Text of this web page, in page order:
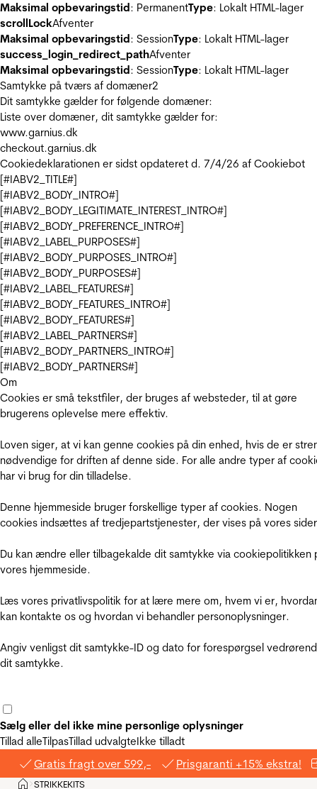
Maksimal opbevaringstid: PermanentType: Lokalt HTML-lager
scrollLockAfventer
Maksimal opbevaringstid: SessionType: Lokalt HTML-lager
success_login_redirect_pathAfventer
Maksimal opbevaringstid: SessionType: Lokalt HTML-lager
Samtykke på tværs af domæner2
Dit samtykke gælder for følgende domæner:
Liste over domæner, dit samtykke gælder for:
www.garnius.dk
checkout.garnius.dk
Cookiedeklarationen er sidst opdateret d. 7/4/26 af Cookiebot
[#IABV2_TITLE#]
[#IABV2_BODY_INTRO#]
[#IABV2_BODY_LEGITIMATE_INTEREST_INTRO#]
[#IABV2_BODY_PREFERENCE_INTRO#]
[#IABV2_LABEL_PURPOSES#]
[#IABV2_BODY_PURPOSES_INTRO#]
[#IABV2_BODY_PURPOSES#]
[#IABV2_LABEL_FEATURES#]
[#IABV2_BODY_FEATURES_INTRO#]
[#IABV2_BODY_FEATURES#]
[#IABV2_LABEL_PARTNERS#]
[#IABV2_BODY_PARTNERS_INTRO#]
[#IABV2_BODY_PARTNERS#]
Om
Cookies er små tekstfiler, der bruges af websteder, til at gøre
brugerens oplevelse mere effektiv.
Loven siger, at vi kan genne cookies på din enhed, hvis de er
nødvendige for driften af denne side. For alle andre typer af
har vi brug for din tilladelse.
Denne hjemmeside bruger forskellige typer af cookies. Nogen
cookies indsættes af tredjepartstjenester, der vises på vores
Du kan ændre eller tilbagekalde dit samtykke via cookiepolitikken
vores hjemmeside.
Læs vores privatlivspolitik for at lære mere om, hvem vi er,
kan kontakte os og hvordan vi behandler personoplysninger.
Angiv venligst dit samtykke-ID og dato for forespørgsel
dit samtykke.
Sælg eller del ikke mine personlige oplysninger
Tillad alleTilpasTillad udvalgteIkke tilladt
Gratis fragt over 599,- Prisgaranti +15% ekstra!
Hjem
>STRIKKEKITS